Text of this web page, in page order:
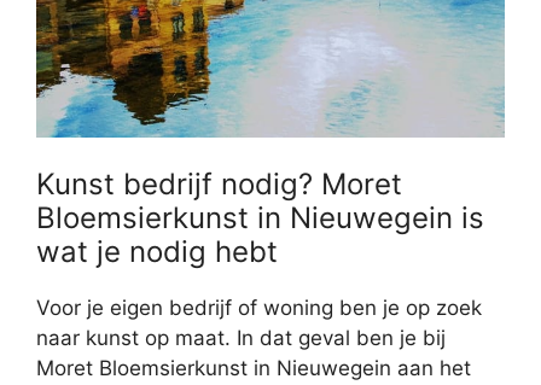
Kunst bedrijf nodig? Moret
Bloemsierkunst in Nieuwegein is
wat je nodig hebt
Voor je eigen bedrijf of woning ben je op zoek
naar kunst op maat. In dat geval ben je bij
Moret Bloemsierkunst in Nieuwegein aan het